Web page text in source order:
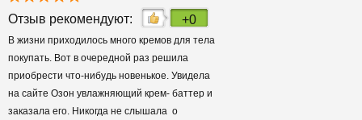
Отзыв рекомендуют: +0
В жизни приходилось много кремов для тела
покупать. Вот в очередной раз решила
приобрести что-нибудь новенькое. Увидела
на сайте Озон увлажняющий крем- баттер и
заказала его. Никогда не слышала о